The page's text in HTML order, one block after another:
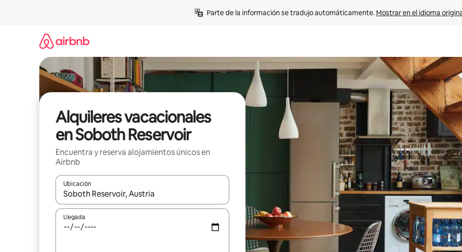
Parte de la información se tradujo automáticamente. Mostrar en el idioma
Alquileres vacacionales
en Soboth Reservoir
Encuentra y reserva alojamientos únicos en
Airbnb
Ubicación
Cuando los resultados estén disponibles, navega con las teclas de flecha hacia arriba y hacia abajo o explora con el tacto o
Llegada